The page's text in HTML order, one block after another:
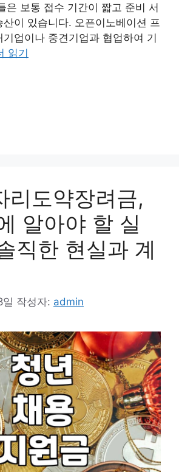
은 보통 접수 기간이 짧고 준비 서
산이 있습니다. 오픈이노베이션 프
업이나 중견기업과 협업하여 기
읽기
리도약장려금,
알아야 할 실
직한 현실과 계
작성자: admin